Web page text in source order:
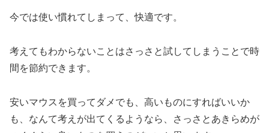
今では使い慣れてしまって、快適です。
考えてもわからないことはさっさと試してしまうことで時
間を節約できます。
安いマウスを買ってダメでも、高いものにすればいいか
も、なんて考えが出てくるようなら、さっさとあきらめが